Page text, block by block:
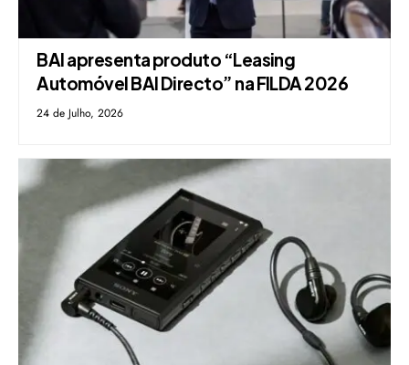
BAI apresenta produto “Leasing
Automóvel BAI Directo” na FILDA 2026
24 de Julho, 2026